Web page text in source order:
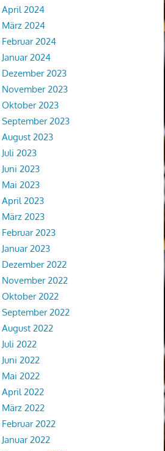
April 2024
März 2024
Februar 2024
Januar 2024
Dezember 2023
November 2023
Oktober 2023
September 2023
August 2023
Juli 2023
Juni 2023
Mai 2023
April 2023
März 2023
Februar 2023
Januar 2023
Dezember 2022
November 2022
Oktober 2022
September 2022
August 2022
Juli 2022
Juni 2022
Mai 2022
April 2022
März 2022
Februar 2022
Januar 2022